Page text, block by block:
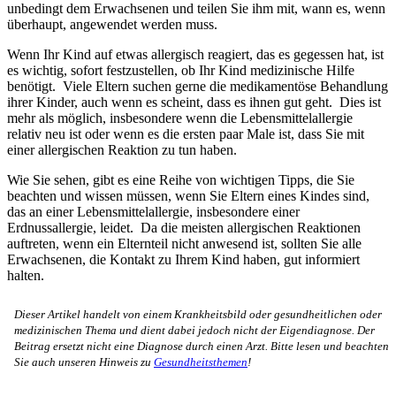
unbedingt dem Erwachsenen und teilen Sie ihm mit, wann es, wenn
überhaupt, angewendet werden muss.
Wenn Ihr Kind auf etwas allergisch reagiert, das es gegessen hat, ist
es wichtig, sofort festzustellen, ob Ihr Kind medizinische Hilfe
benötigt. Viele Eltern suchen gerne die medikamentöse Behandlung
ihrer Kinder, auch wenn es scheint, dass es ihnen gut geht. Dies ist
mehr als möglich, insbesondere wenn die Lebensmittelallergie
relativ neu ist oder wenn es die ersten paar Male ist, dass Sie mit
einer allergischen Reaktion zu tun haben.
Wie Sie sehen, gibt es eine Reihe von wichtigen Tipps, die Sie
beachten und wissen müssen, wenn Sie Eltern eines Kindes sind,
das an einer Lebensmittelallergie, insbesondere einer
Erdnussallergie, leidet. Da die meisten allergischen Reaktionen
auftreten, wenn ein Elternteil nicht anwesend ist, sollten Sie alle
Erwachsenen, die Kontakt zu Ihrem Kind haben, gut informiert
halten.
Dieser Artikel handelt von einem Krankheitsbild oder gesundheitlichen oder
medizinischen Thema und dient dabei jedoch nicht der Eigendiagnose. Der
Beitrag ersetzt nicht eine Diagnose durch einen Arzt. Bitte lesen und beachten
Sie auch unseren Hinweis zu Gesundheitsthemen!